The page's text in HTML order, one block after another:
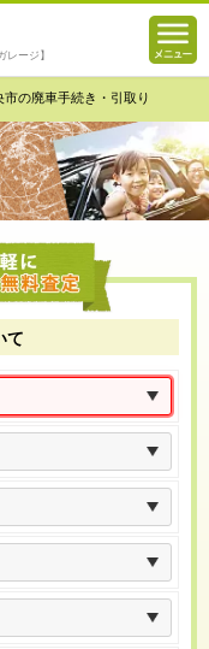
ージ】
市の廃車手続き・引取り
て